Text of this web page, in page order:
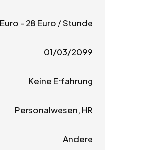
Euro - 28 Euro / Stunde
01/03/2099
Keine Erfahrung
Personalwesen, HR
Andere